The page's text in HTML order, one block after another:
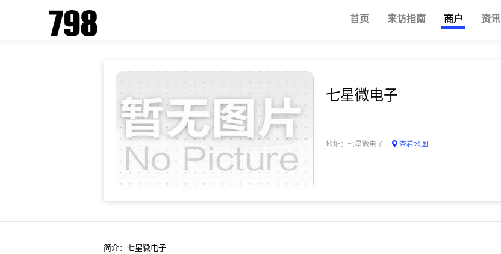
首页 来访指南 商户 资讯
七星微电子
地址：七星微电子 查看地图
简介：七星微电子